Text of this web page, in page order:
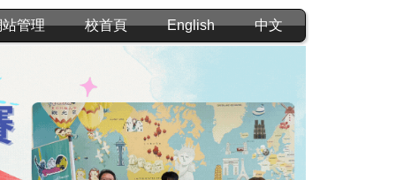
站管理 校首頁 English 中文